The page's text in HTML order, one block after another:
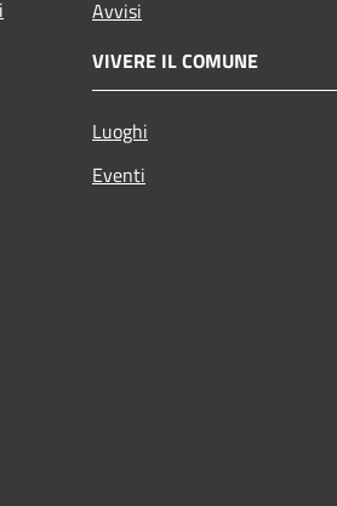
Avvisi
VIVERE IL COMUNE
Luoghi
Eventi